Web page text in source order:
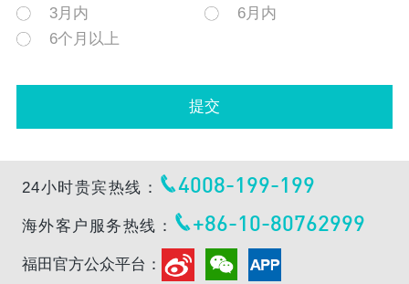
3月内
6月内
6个月以上
提交
24小时贵宾热线： 4008-199-199
海外客户服务热线： +86-10-80762999
福田官方公众平台：